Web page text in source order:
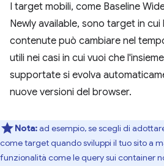
I target mobili, come Baseline
Newly available, sono target in cui
contenute può cambiare nel
utili nei casi in cui vuoi che
supportate si evolva
nuove versioni del browser.
Nota:ad esempio, se scegli di
come target quando sviluppi il tuo sito a
funzionalità come le query sui container